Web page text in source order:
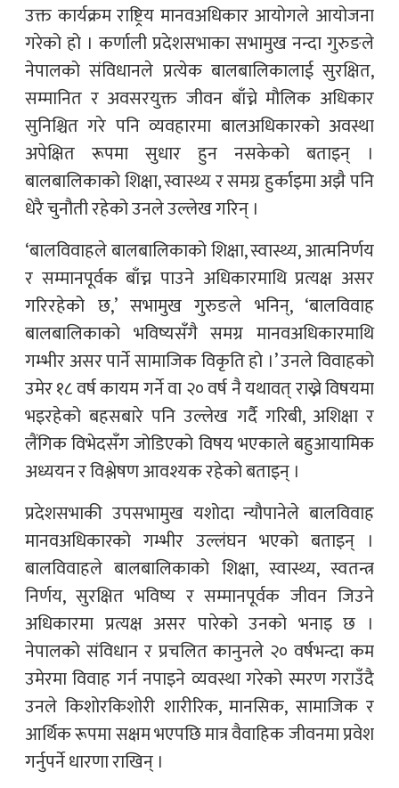
उक्त कार्यक्रम राष्ट्रिय मानवअधिकार आयोगले आयोजना
गरेको हो । कर्णाली प्रदेशसभाका सभामुख नन्दा गुरुङले
नेपालको संविधानले प्रत्येक बालबालिकालाई सुरक्षित,
सम्मानित र अवसरयुक्त जीवन बाँच्ने मौलिक अधिकार
सुनिश्चित गरे पनि व्यवहारमा बालअधिकारको अवस्था
अपेक्षित रूपमा सुधार हुन नसकेको बताइन् ।
बालबालिकाको शिक्षा, स्वास्थ्य र समग्र हुर्काइमा अझै पनि
धेरै चुनौती रहेको उनले उल्लेख गरिन् ।
‘बालविवाहले बालबालिकाको शिक्षा, स्वास्थ्य, आत्मनिर्णय
र सम्मानपूर्वक बाँच्न पाउने अधिकारमाथि प्रत्यक्ष असर
गरिरहेको छ,’ सभामुख गुरुङले भनिन्, ‘बालविवाह
बालबालिकाको भविष्यसँगै समग्र मानवअधिकारमाथि
गम्भीर असर पार्ने सामाजिक विकृति हो ।’ उनले विवाहको
उमेर १८ वर्ष कायम गर्ने वा २० वर्ष नै यथावत् राख्ने विषयमा
भइरहेको बहसबारे पनि उल्लेख गर्दै गरिबी, अशिक्षा र
लैंगिक विभेदसँग जोडिएको विषय भएकाले बहुआयामिक
अध्ययन र विश्लेषण आवश्यक रहेको बताइन् ।
प्रदेशसभाकी उपसभामुख यशोदा न्यौपानेले बालविवाह
मानवअधिकारको गम्भीर उल्लंघन भएको बताइन् ।
बालविवाहले बालबालिकाको शिक्षा, स्वास्थ्य, स्वतन्त्र
निर्णय, सुरक्षित भविष्य र सम्मानपूर्वक जीवन जिउने
अधिकारमा प्रत्यक्ष असर पारेको उनको भनाइ छ ।
नेपालको संविधान र प्रचलित कानुनले २० वर्षभन्दा कम
उमेरमा विवाह गर्न नपाइने व्यवस्था गरेको स्मरण गराउँदै
उनले किशोरकिशोरी शारीरिक, मानसिक, सामाजिक र
आर्थिक रूपमा सक्षम भएपछि मात्र वैवाहिक जीवनमा प्रवेश
गर्नुपर्ने धारणा राखिन् ।